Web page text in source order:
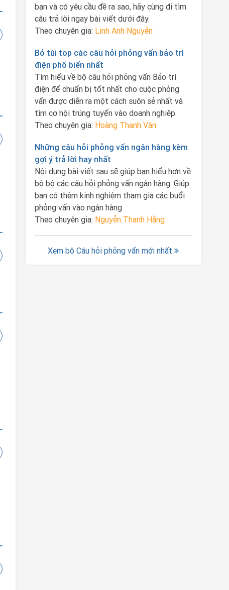
bạn và có yêu cầu đề ra sao, hãy cùng đi tìm
câu trả lời ngay bài viết dưới đây.
Theo chuyên gia: Linh Anh Nguyễn
Bỏ túi top các câu hỏi phỏng vấn bảo trì
điện phổ biến nhất
Tìm hiểu về bộ câu hỏi phỏng vấn Bảo trì
điện để chuẩn bị tốt nhất cho cuộc phỏng
vấn được diễn ra một cách suôn sẻ nhất và
tìm cơ hội trúng tuyển vào doanh nghiệp.
Theo chuyên gia: Hoàng Thanh Vân
Những câu hỏi phỏng vấn ngân hàng kèm
gợi ý trả lời hay nhất
Nội dung bài viết sau sẽ giúp bạn hiểu hơn về
bộ bộ các câu hỏi phỏng vấn ngân hàng. Giúp
bạn có thêm kinh nghiệm tham gia các buổi
phỏng vấn vào ngân hàng
Theo chuyên gia: Nguyễn Thanh Hằng
Xem bộ Câu hỏi phỏng vấn mới nhất